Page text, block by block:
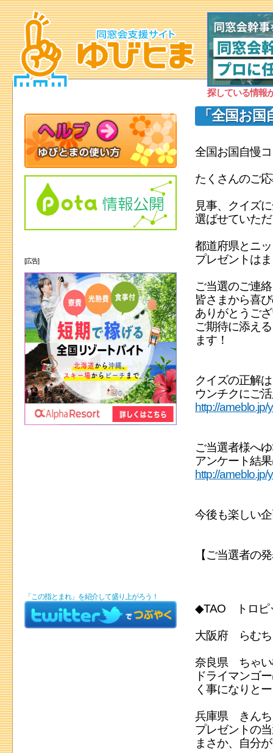
探している情報
「全国お
全国お国自慢
たくさんのご
見事、クイズ
選ばせていた
都道府県とニ
プレゼントは
ご当選のご連
皆さまから喜
ありがとうご
ご期待に添え
ます！
クイズの正解
ウンチクにご
http://
ご当選者様へ
アンケート結
http://
今後も楽しい
【ご当選者の
◆TAO トロピ
大阪府 らむち
奈良県 ちゃい
ドライマンゴ
く事になりと
兵庫県 きんち
プレゼントの
まさか、自分
[広告]
「この指とまれ」を紹介して盛り上がろう！